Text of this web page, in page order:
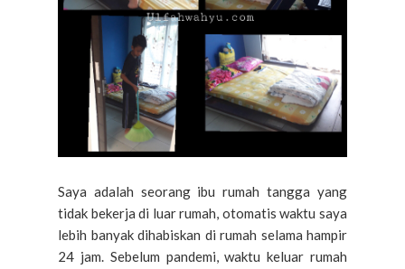
Saya adalah seorang ibu rumah tangga yang
tidak bekerja di luar rumah, otomatis waktu saya
lebih banyak dihabiskan di rumah selama hampir
24 jam. Sebelum pandemi, waktu keluar rumah